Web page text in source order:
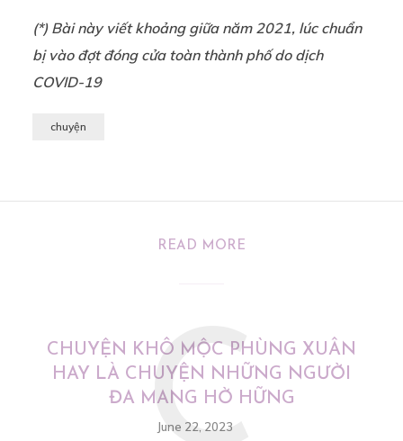
(*) Bài này viết khoảng giữa năm 2021, lúc chuẩn
bị vào đợt đóng cửa toàn thành phố do dịch
COVID-19
chuyện
READ MORE
CHUYỆN KHÔ MỘC PHÙNG XUÂN
HAY LÀ CHUYỆN NHỮNG NGƯỜI
ĐA MANG HỜ HỮNG
June 22, 2023
C